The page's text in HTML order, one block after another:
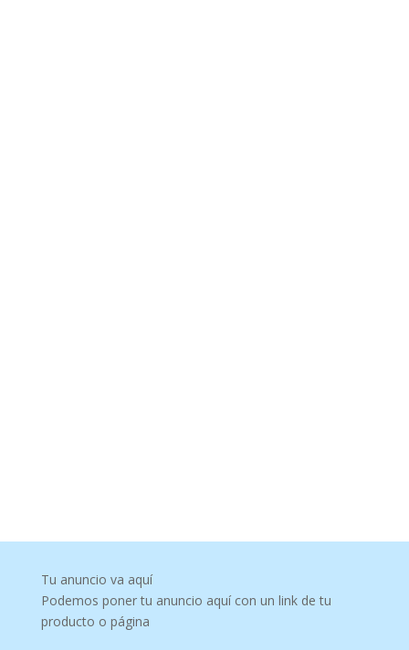
Tu anuncio va aquí
Podemos poner tu anuncio aquí con un link de tu
producto o página